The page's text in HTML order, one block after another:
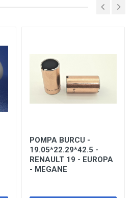
POMPA BURCU -
19.05*22.29*42.5 -
RENAULT 19 - EUROPA
- MEGANE